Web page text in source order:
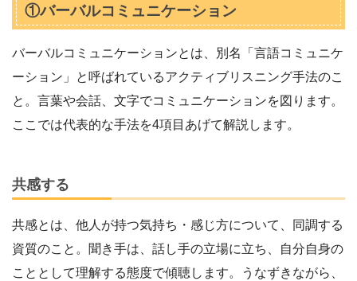
①バーバルコミュニケーション
バーバルコミュニケーションとは、別名「言語コミュニケ
ーション」と呼ばれているアクティブリスニング手法のこ
と。言葉や会話、文字でコミュニケーションを図ります。
ここでは代表的な手法を4項目あげて解説します。
共感する
共感とは、他人が持つ気持ち・感じ方について、同調する
資質のこと。聞き手は、話し手の立場に立ち、自分自身の
こととして理解する態度で傾聴します。うなずきながら、